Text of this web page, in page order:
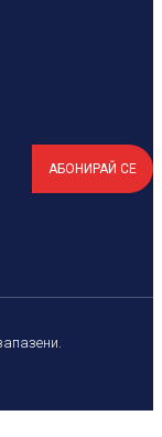
АБОНИРАЙ СЕ